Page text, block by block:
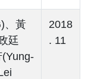
、黃
廷
2018
. 11